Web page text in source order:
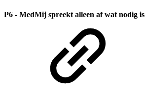
P6 - MedMij spreekt alleen af wat nodig is